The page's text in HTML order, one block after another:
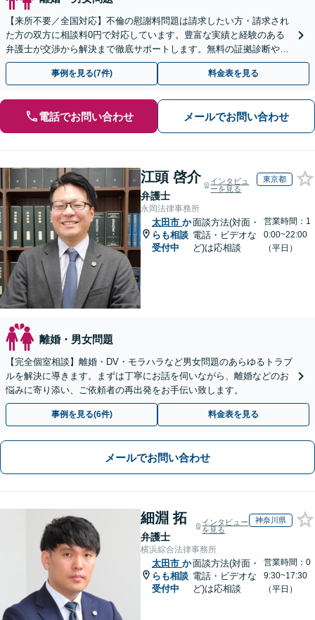
【来所不要／全国対応】不倫の慰謝料問題は請求したい方・請求され
た方の双方に相談料0円で対応しています。豊富な実績と経験のある
弁護士が交渉から解決まで徹底サポートします。無料の証拠診断や着
手金の返還保証もありますので安心してご相談ください。
事例を見る(7件) 料金表を見る
電話でお問い合わせ メールでお問い合わせ
江頭 啓介
弁護士
インタビュ
ーを見る
東京都
永岡法律事務所
太田市 か
らも相談
受付中
面談方法(対面・
電話・ビデオな
ど)は応相談
営業時間：1
0:00~22:00
（平日）
離婚・男女問題
【完全個室相談】離婚・DV・モラハラなど男女問題のあらゆるトラブ
ルを解決に導きます。まずは丁寧にお話を伺いながら、離婚などのお
悩みに寄り添い、ご依頼者の再出発をお手伝い致します。
事例を見る(6件) 料金表を見る
メールでお問い合わせ
細淵 拓
弁護士
インタビュー
を見る
神奈川県
横浜綜合法律事務所
太田市 か
らも相談
受付中
面談方法(対面・
電話・ビデオな
ど)は応相談
営業時間：0
9:30~17:30
（平日）